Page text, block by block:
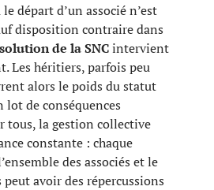
départ d’un associé n’est
disposition contraire dans
de la SNCintervient
Les héritiers, parfois peu
alors le poids du statut
lot de conséquences
tous, la gestion collective
constante : chaque
des associés et le
avoir des répercussions